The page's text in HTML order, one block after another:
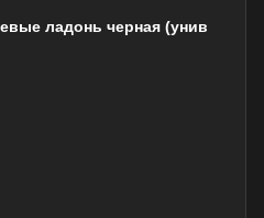
ладонь черная (унив